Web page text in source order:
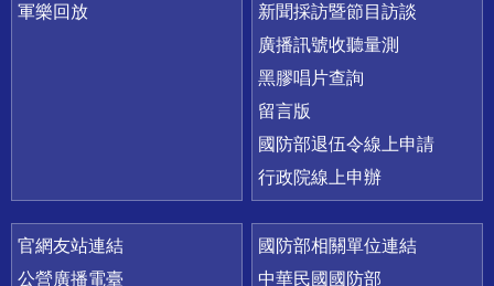
軍樂回放
新聞採訪暨節目訪談
廣播訊號收聽量測
黑膠唱片查詢
留言版
國防部退伍令線上申請
行政院線上申辦
官網友站連結
公營廣播電臺
國防部相關單位連結
中華民國國防部